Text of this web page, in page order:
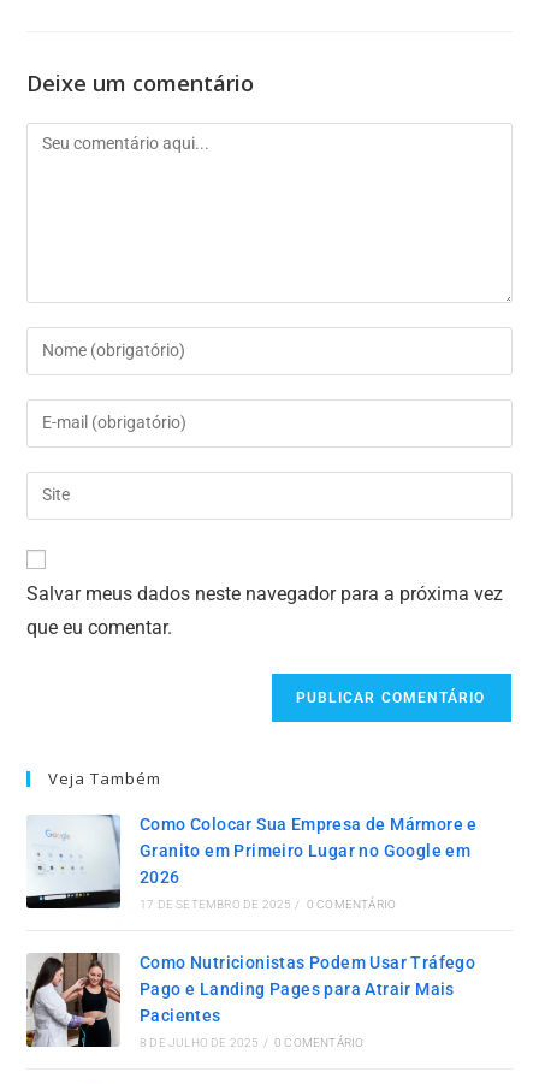
Deixe um comentário
Salvar meus dados neste navegador para a próxima vez
que eu comentar.
Veja Também
Como Colocar Sua Empresa de Mármore e
Granito em Primeiro Lugar no Google em
2026
17 DE SETEMBRO DE 2025 / 0 COMENTÁRIO
Como Nutricionistas Podem Usar Tráfego
Pago e Landing Pages para Atrair Mais
Pacientes
8 DE JULHO DE 2025 / 0 COMENTÁRIO